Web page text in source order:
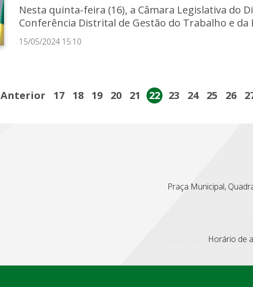
Nesta quinta-feira (16), a Câmara Legislativa do
Conferência Distrital de Gestão do Trabalho e da
15/05/2024 15:10
Anterior 17 18 19 20 21 22 23 24 25 26
Praça Municipal,
Horário de